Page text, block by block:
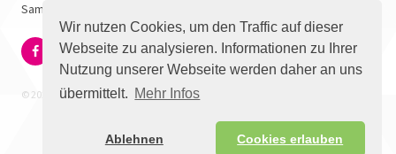
Wir nutzen Cookies, um den Traffic auf dieser
Webseite zu analysieren. Informationen zu Ihrer
Nutzung unserer Webseite werden daher an uns
übermittelt. Mehr Infos
Ablehnen Cookies erlauben
Samstag: 10:00 bis 17:00 Uhr
© 2026 - Bäng Bäng Comicbuchhandlung